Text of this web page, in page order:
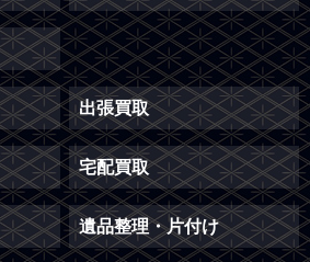
出張買取
宅配買取
遺品整理・片付け